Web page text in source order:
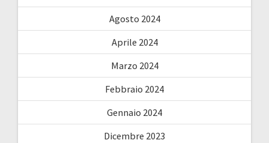
Agosto 2024
Aprile 2024
Marzo 2024
Febbraio 2024
Gennaio 2024
Dicembre 2023